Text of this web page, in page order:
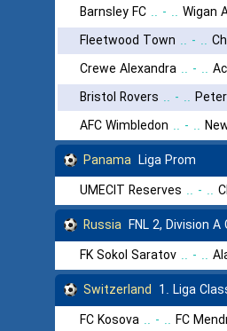
Barnsley FC .. - .. Wigan
Fleetwood Town .. - ..
Crewe Alexandra .. - ..
Bristol Rovers .. - ..
AFC Wimbledon .. - ..
Panama Liga Prom
UMECIT Reserves .. - ..
Russia FNL 2, Division A
FK Sokol Saratov .. - ..
Switzerland 1. Liga
FC Kosova .. - .. FC